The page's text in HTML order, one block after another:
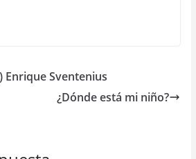
Enrique Sventenius
¿Dónde está mi niño?